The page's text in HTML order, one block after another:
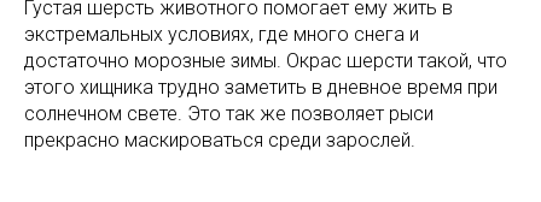
Густая шерсть животного помогает ему жить в
экстремальных условиях, где много снега и
достаточно морозные зимы. Окрас шерсти такой, что
этого хищника трудно заметить в дневное время при
солнечном свете. Это так же позволяет рыси
прекрасно маскироваться среди зарослей.